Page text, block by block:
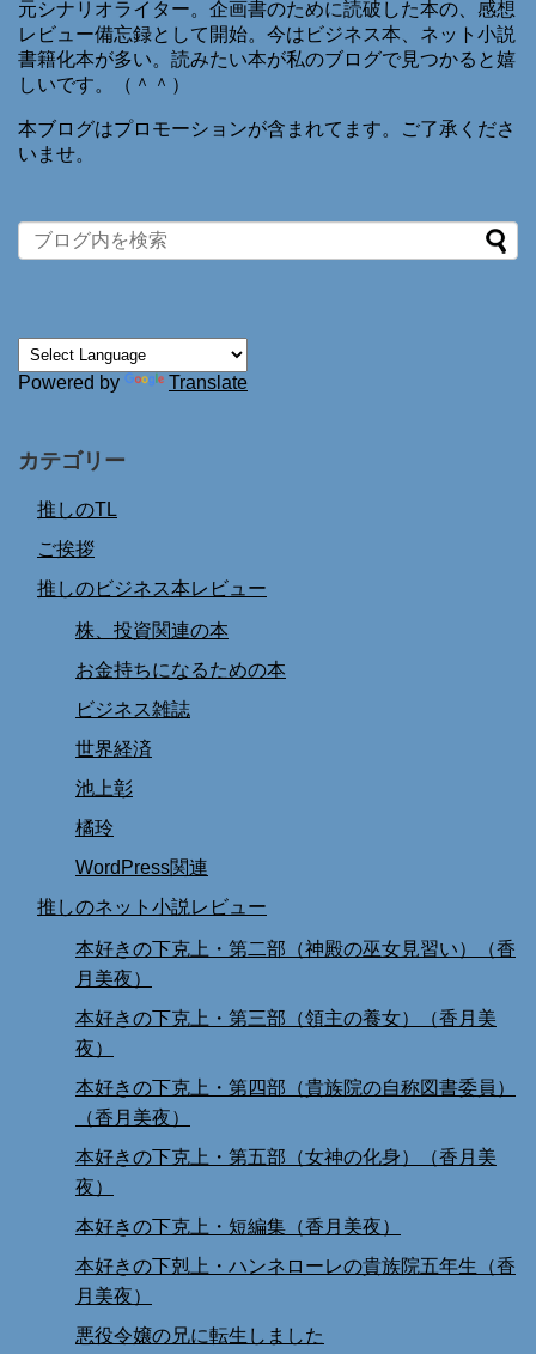
元シナリオライター。企画書のために読破した本の、感想
レビュー備忘録として開始。今はビジネス本、ネット小説
書籍化本が多い。読みたい本が私のブログで見つかると嬉
しいです。（＾＾）
本ブログはプロモーションが含まれてます。ご了承くださ
いませ。
Powered by Translate
カテゴリー
推しのTL
ご挨拶
推しのビジネス本レビュー
株、投資関連の本
お金持ちになるための本
ビジネス雑誌
世界経済
池上彰
橘玲
WordPress関連
推しのネット小説レビュー
本好きの下克上・第二部（神殿の巫女見習い）（香
月美夜）
本好きの下克上・第三部（領主の養女）（香月美
夜）
本好きの下克上・第四部（貴族院の自称図書委員）
（香月美夜）
本好きの下克上・第五部（女神の化身）（香月美
夜）
本好きの下克上・短編集（香月美夜）
本好きの下剋上・ハンネローレの貴族院五年生（香
月美夜）
悪役令嬢の兄に転生しました